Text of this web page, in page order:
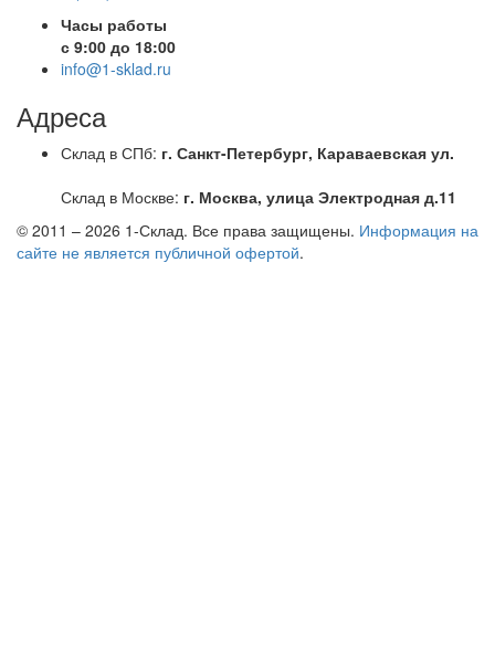
Часы работы
с 9:00 до 18:00
info@1-sklad.ru
Адреса
Склад в СПб: г. Санкт-Петербург, Караваевская ул.
Склад в Москве: г. Москва, улица Электродная д.11
© 2011 – 2026 1-Склад. Все права защищены. Информация на
сайте не является публичной офертой.